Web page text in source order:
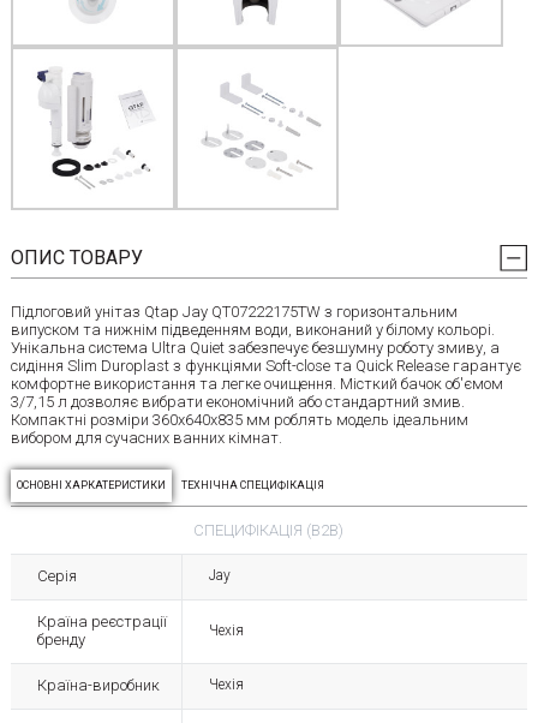
ОПИС ТОВАРУ
Підлоговий унітаз Qtap Jay QT07222175TW з горизонтальним
випуском та нижнім підведенням води, виконаний у білому кольорі.
Унікальна система Ultra Quiet забезпечує безшумну роботу змиву, а
сидіння Slim Duroplast з функціями Soft-close та Quick Release гарантує
комфортне використання та легке очищення. Місткий бачок об'ємом
3/7,15 л дозволяє вибрати економічний або стандартний змив.
Компактні розміри 360x640x835 мм роблять модель ідеальним
вибором для сучасних ванних кімнат.
ОСНОВНІ ХАРКАТЕРИСТИКИ ТЕХНІЧНА СПЕЦИФІКАЦІЯ
СПЕЦИФІКАЦІЯ (B2B)
Серія Jay
Країна реєстрації
бренду
Чехія
Країна-виробник Чехія